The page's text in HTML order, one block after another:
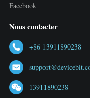
Facebook
Nous contacter
+86 13911890238
13911890238